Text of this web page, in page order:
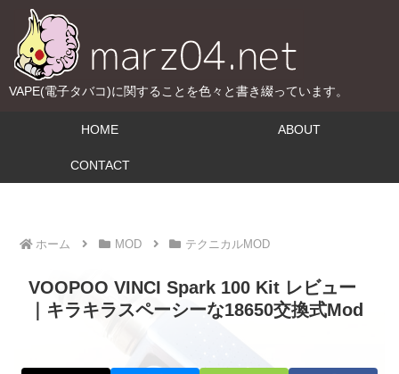
VAPE(電子タバコ)に関することを色々と書き綴っています。
HOME ABOUT
CONTACT
ホーム MOD テクニカルMOD
VOOPOO VINCI Spark 100 Kit レビュー
｜キラキラスペーシーな18650交換式Mod